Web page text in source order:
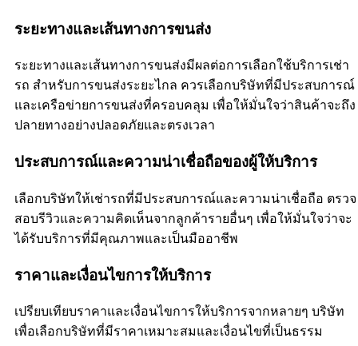
ระยะทางและเส้นทางการขนส่ง
ระยะทางและเส้นทางการขนส่งมีผลต่อการเลือกใช้บริการเช่า
รถ สำหรับการขนส่งระยะไกล ควรเลือกบริษัทที่มีประสบการณ์
และเครือข่ายการขนส่งที่ครอบคลุม เพื่อให้มั่นใจว่าสินค้าจะถึง
ปลายทางอย่างปลอดภัยและตรงเวลา
ประสบการณ์และความน่าเชื่อถือของผู้ให้บริการ
เลือกบริษัทให้เช่ารถที่มีประสบการณ์และความน่าเชื่อถือ ตรวจ
สอบรีวิวและความคิดเห็นจากลูกค้ารายอื่นๆ เพื่อให้มั่นใจว่าจะ
ได้รับบริการที่มีคุณภาพและเป็นมืออาชีพ
ราคาและเงื่อนไขการให้บริการ
เปรียบเทียบราคาและเงื่อนไขการให้บริการจากหลายๆ บริษัท
เพื่อเลือกบริษัทที่มีราคาเหมาะสมและเงื่อนไขที่เป็นธรรม